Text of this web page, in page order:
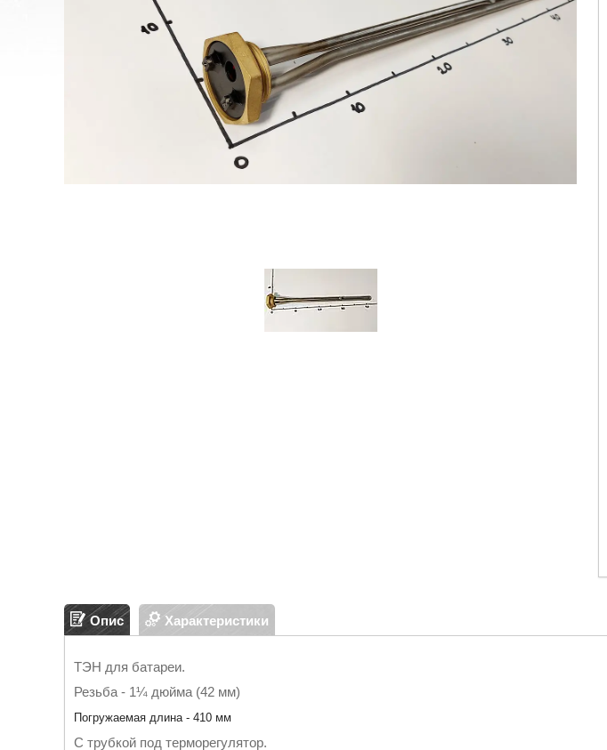
Опис Характеристики
ТЭН для батареи.
Резьба - 1¼ дюйма (42 мм)
Погружаемая длина - 410 мм
С трубкой под терморегулятор.